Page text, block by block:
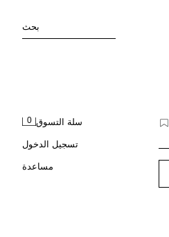
بحث
سلة التسوق 0
تسجيل الدخول
مساعدة